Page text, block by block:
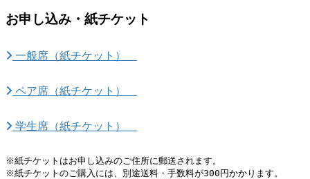
お申し込み・紙チケット
一般席（紙チケット）
ペア席（紙チケット）
学生席（紙チケット）
※紙チケットはお申し込みのご住所に郵送されます。
※紙チケットのご購入には、別途送料・手数料が300円かかります。